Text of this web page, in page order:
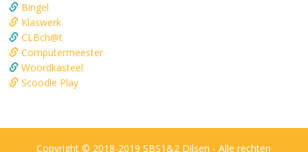
Bingel
Klaswerk
CLBch@t
Computermeester
Woordkasteel
Scoodle Play
Copyright © 2018-2019 SBS1&2 Dilsen - Alle rechten